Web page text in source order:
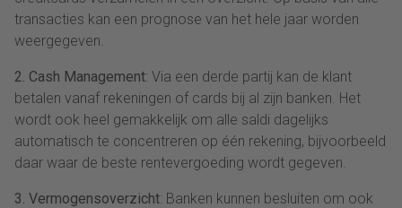
transacties kan een prognose van het hele jaar worden
weergegeven.
2. Cash Management: Via een derde partij kan de klant
betalen vanaf rekeningen of cards bij al zijn banken. Het
wordt ook heel gemakkelijk om alle saldi dagelijks
automatisch te concentreren op één rekening, bijvoorbeeld
daar waar de beste rentevergoeding wordt gegeven.
3. Vermogensoverzicht: Banken kunnen besluiten om ook